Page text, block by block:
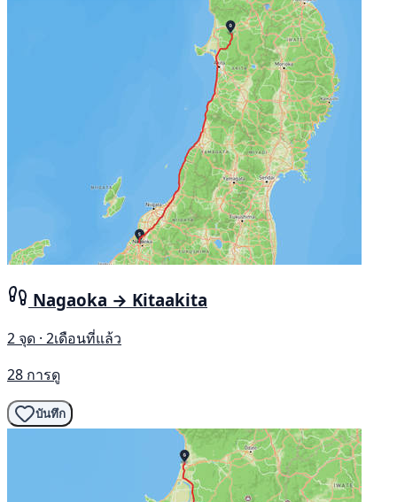
Nagaoka → Kitaakita
2 จุด · 2เดือนที่แล้ว
28 การดู
บันทึก